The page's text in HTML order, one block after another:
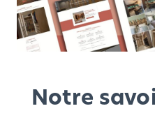
Notre